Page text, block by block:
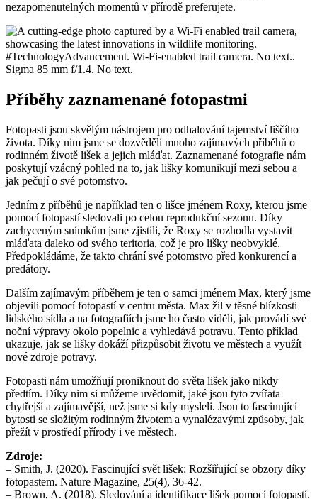
nezapomenutelných momentů v přírodě preferujete.
Příběhy zaznamenané fotopastmi
Fotopasti jsou skvělým nástrojem pro odhalování tajemství liščího
života. Díky nim jsme se dozvěděli mnoho zajímavých příběhů o
rodinném životě lišek a jejich mláďat. Zaznamenané fotografie nám
poskytují vzácný pohled na to, jak lišky komunikují mezi sebou a
jak pečují o své potomstvo.
Jedním z příběhů je například ten o lišce jménem Roxy, kterou jsme
pomocí fotopastí sledovali po celou reprodukční sezonu. Díky
zachyceným snímkům jsme zjistili, že Roxy se rozhodla vystavit
mláďata daleko od svého teritoria, což je pro lišky neobvyklé.
Předpokládáme, že takto chrání své potomstvo před konkurencí a
predátory.
Dalším zajímavým příběhem je ten o samci jménem Max, který jsme
objevili pomocí fotopastí v centru města. Max žil v těsné blízkosti
lidského sídla a na fotografiích jsme ho často viděli, jak provádí své
noční výpravy okolo popelnic a vyhledává potravu. Tento příklad
ukazuje, jak se lišky dokáží přizpůsobit životu ve městech a využít
nové zdroje potravy.
Fotopasti nám umožňují proniknout do světa lišek jako nikdy
předtím. Díky nim si můžeme uvědomit, jaké jsou tyto zvířata
chytřejší a zajímavější, než jsme si kdy mysleli. Jsou to fascinující
bytosti se složitým rodinným životem a vynalézavými způsoby, jak
přežít v prostředí přírody i ve městech.
Zdroje:
– Smith, J. (2020). Fascinující svět lišek: Rozšiřující se obzory díky
fotopastem. Nature Magazine, 25(4), 36-42.
– Brown, A. (2018). Sledování a identifikace lišek pomocí fotopastí.